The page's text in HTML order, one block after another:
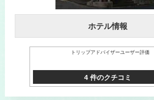
ホテル情報
トリップアドバイザーユーザー評価
4 件のクチコミ